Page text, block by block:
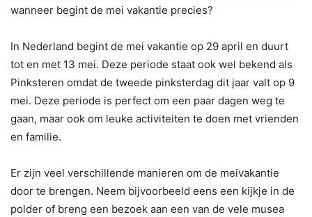
wanneer begint de mei vakantie precies?
In Nederland begint de mei vakantie op 29 april en duurt
tot en met 13 mei. Deze periode staat ook wel bekend als
Pinksteren omdat de tweede pinksterdag dit jaar valt op 9
mei. Deze periode is perfect om een paar dagen weg te
gaan, maar ook om leuke activiteiten te doen met vrienden
en familie.
Er zijn veel verschillende manieren om de meivakantie
door te brengen. Neem bijvoorbeeld eens een kijkje in de
polder of breng een bezoek aan een van de vele musea